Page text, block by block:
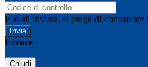
E-mail inviata, si prega di controllare
Errore
Chiudi